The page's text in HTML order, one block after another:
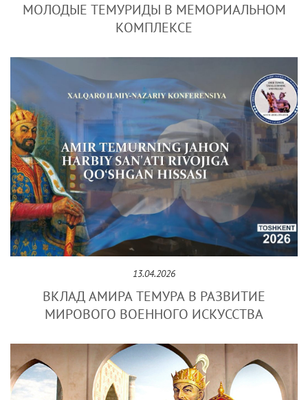
МОЛОДЫЕ ТЕМУРИДЫ В МЕМОРИАЛЬНОМ
КОМПЛЕКСЕ
13.04.2026
ВКЛАД АМИРА ТЕМУРА В РАЗВИТИЕ
МИРОВОГО ВОЕННОГО ИСКУССТВА